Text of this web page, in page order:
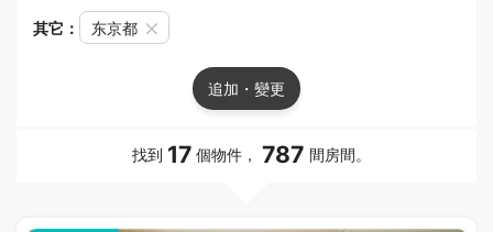
其它： 东京都
追加・變更
找到 17 個物件， 787 間房間。